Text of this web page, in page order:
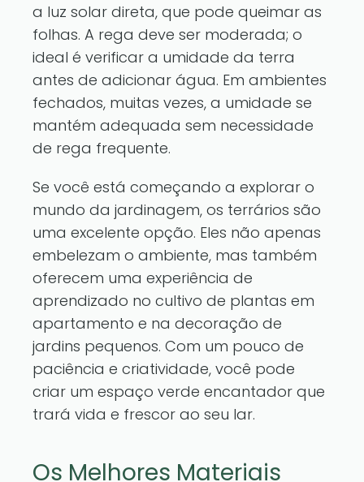
a luz solar direta, que pode queimar as
folhas. A rega deve ser moderada; o
ideal é verificar a umidade da terra
antes de adicionar água. Em ambientes
fechados, muitas vezes, a umidade se
mantém adequada sem necessidade
de rega frequente.
Se você está começando a explorar o
mundo da jardinagem, os terrários são
uma excelente opção. Eles não apenas
embelezam o ambiente, mas também
oferecem uma experiência de
aprendizado no cultivo de plantas em
apartamento e na decoração de
jardins pequenos. Com um pouco de
paciência e criatividade, você pode
criar um espaço verde encantador que
trará vida e frescor ao seu lar.
Os Melhores Materiais